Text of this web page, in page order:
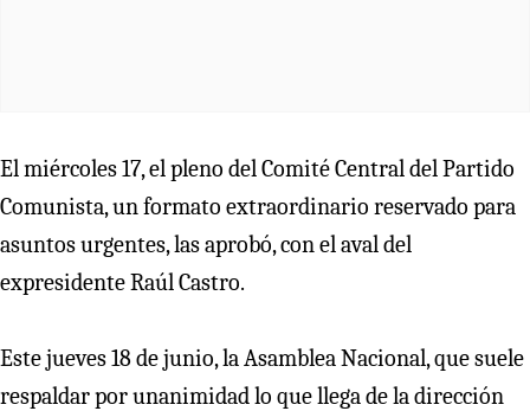
El miércoles 17, el pleno del Comité Central del Partido
Comunista, un formato extraordinario reservado para
asuntos urgentes, las aprobó, con el aval del
expresidente Raúl Castro.
Este jueves 18 de junio, la Asamblea Nacional, que suele
respaldar por unanimidad lo que llega de la dirección